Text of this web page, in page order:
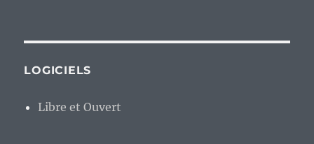
LOGICIELS
Libre et Ouvert